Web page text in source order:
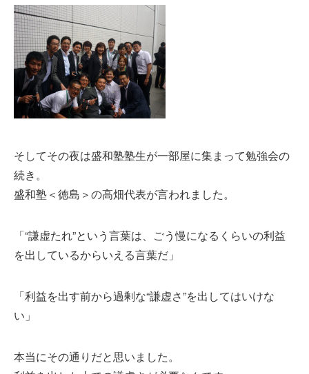
そしてその夜は盛和塾塾生が一部屋に集まって勉強会の
続き。
盛和塾＜徳島＞の高畑代表が言われました。
「“謙虚たれ”という言葉は、ごう慢になるくらいの利益
を出しているからいえる言葉だ」
「利益を出す前から過剰な“謙虚さ”を出してはいけな
い」
本当にその通りだと思いました。